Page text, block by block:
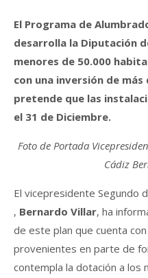
El Programa de
desarrolla la Diputación
menores de 50.000
con una inversión de más
pretende que las
el 31 de Diciembre.
Foto de Portada
Cádiz
El vicepresidente Segundo
, Bernardo Villar, ha
de este plan que cuenta
provenientes en parte de
contempla la dotación a los